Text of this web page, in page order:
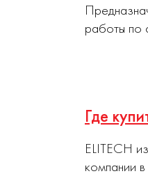
работы по
Где
ELITECH
компании